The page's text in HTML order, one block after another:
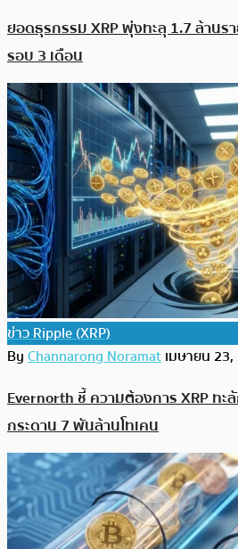
ยอดธุรกรรม XRP พุ่งทะลุ 1.7 ล้านร
รอบ 3 เดือน
ข่าว Ripple (XRP)
ByChannarong Noramatเมษายน
Evernorth ชี้ ความต้องการ XRP ท
กระดาน 7 พันล้านโทเคน